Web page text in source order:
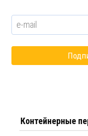
Контейнерные